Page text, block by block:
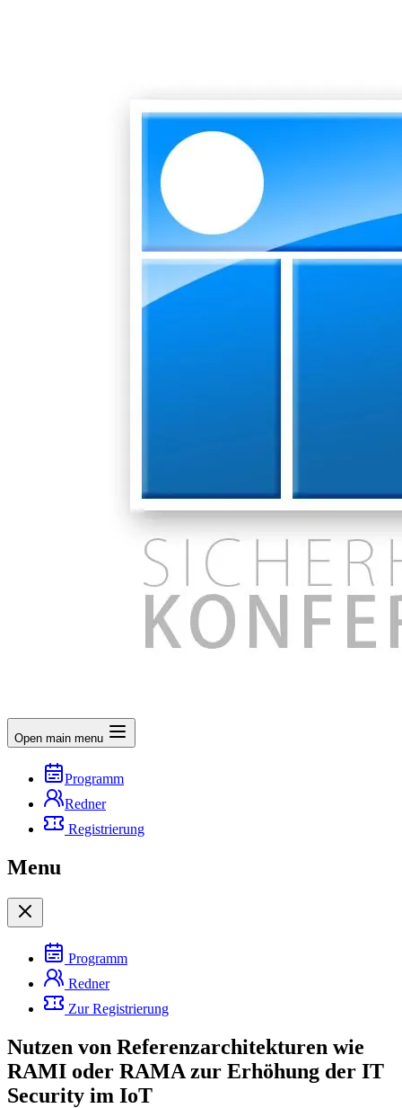
Open main menu
Programm
Redner
Registrierung
Menu
Programm
Redner
Zur Registrierung
Nutzen von Referenzarchitekturen wie
RAMI oder RAMA zur Erhöhung der IT
Security im IoT